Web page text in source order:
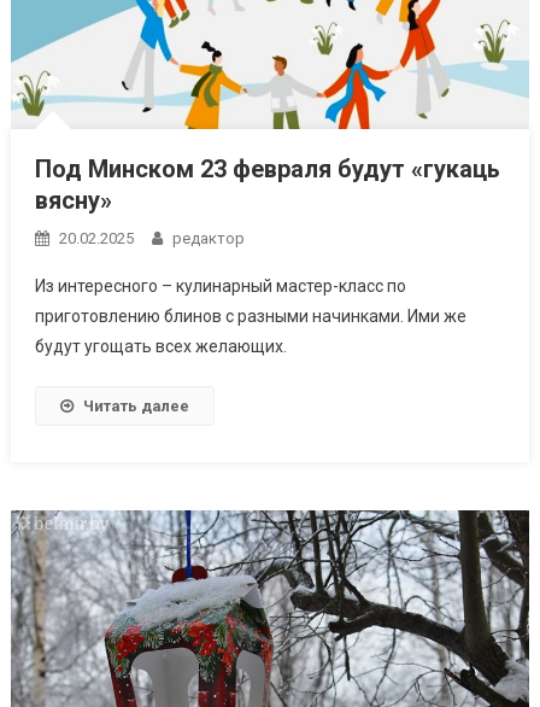
Под Минском 23 февраля будут «гукаць
вясну»
20.02.2025 редактор
Из интересного – кулинарный мастер-класс по
приготовлению блинов с разными начинками. Ими же
будут угощать всех желающих.
Читать далее